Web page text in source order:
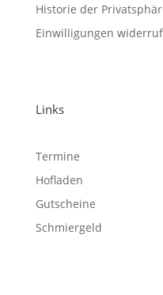
Historie der
Einwilligungen
Links
Termine
Hofladen
Gutscheine
Schmiergeld